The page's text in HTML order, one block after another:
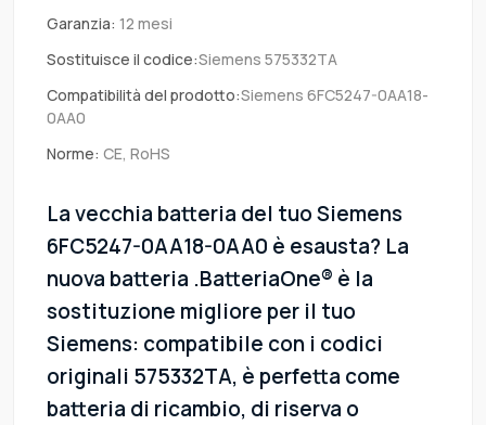
Garanzia: 12 mesi
Sostituisce il codice:Siemens 575332TA
Compatibilità del prodotto:Siemens 6FC5247-0AA18-
0AA0
Norme: CE, RoHS
La vecchia batteria del tuo Siemens
6FC5247-0AA18-0AA0 è esausta? La
nuova batteria .BatteriaOne® è la
sostituzione migliore per il tuo
Siemens: compatibile con i codici
originali 575332TA, è perfetta come
batteria di ricambio, di riserva o